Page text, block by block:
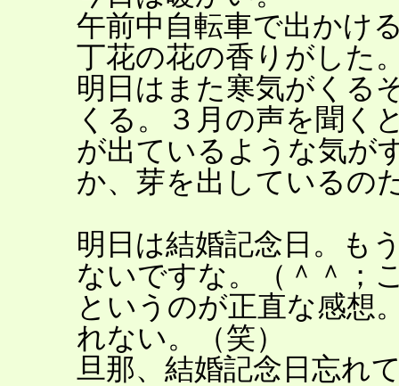
午前中自転車で出かけ
丁花の花の香りがした
明日はまた寒気がくる
くる。３月の声を聞く
が出ているような気が
か、芽を出しているの
明日は結婚記念日。も
ないですな。（＾＾；
というのが正直な感想
れない。（笑）
旦那、結婚記念日忘れ